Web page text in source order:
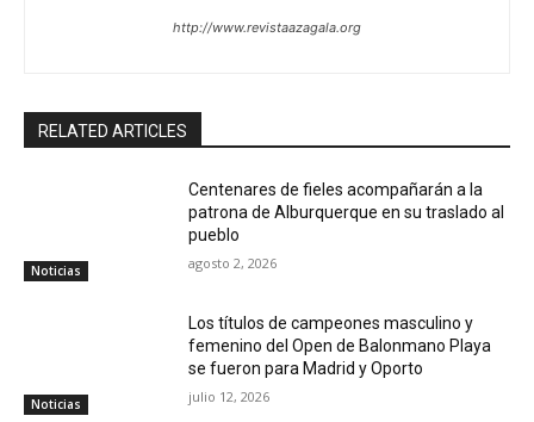
http://www.revistaazagala.org
RELATED ARTICLES
Noticias
Centenares de fieles acompañarán a la
patrona de Alburquerque en su traslado al
pueblo
agosto 2, 2026
Noticias
Los títulos de campeones masculino y
femenino del Open de Balonmano Playa
se fueron para Madrid y Oporto
julio 12, 2026